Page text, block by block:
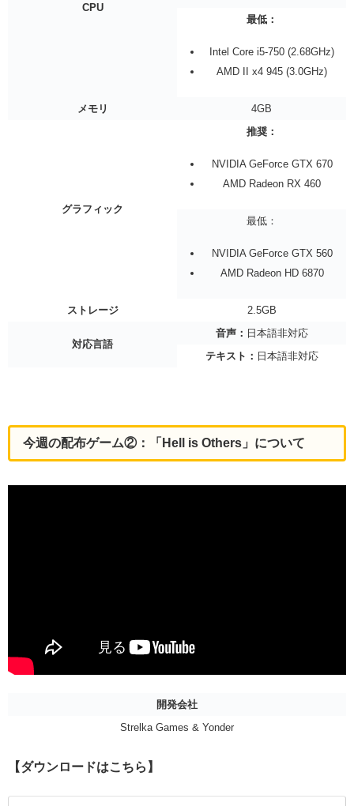
CPU
最低：
Intel Core i5-750 (2.68GHz)
AMD II x4 945 (3.0GHz)
メモリ 4GB
グラフィック
推奨：
NVIDIA GeForce GTX 670
AMD Radeon RX 460
最低：
NVIDIA GeForce GTX 560
AMD Radeon HD 6870
ストレージ 2.5GB
対応言語
音声： 日本語非対応
テキスト： 日本語非対応
今週の配布ゲーム②：「Hell is Others」について
開発会社
Strelka Games & Yonder
【ダウンロードはこちら】